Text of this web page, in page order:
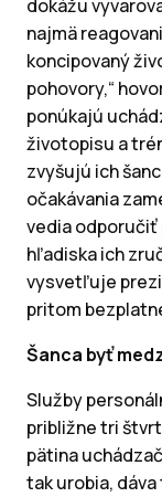
dokážu
najmä
koncipovaný
pohovory,“
ponúkajú
životopisu a
zvyšujú ich
očakávania
vedia odporučiť
hľadiska ich
vysvetľuje
pritom
Šanca byť
Služby
približne tri
pätina
tak urobia,